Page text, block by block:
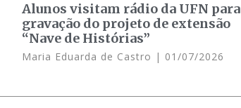
Alunos visitam rádio da UFN para
gravação do projeto de extensão
“Nave de Histórias”
Maria Eduarda de Castro 01/07/2026